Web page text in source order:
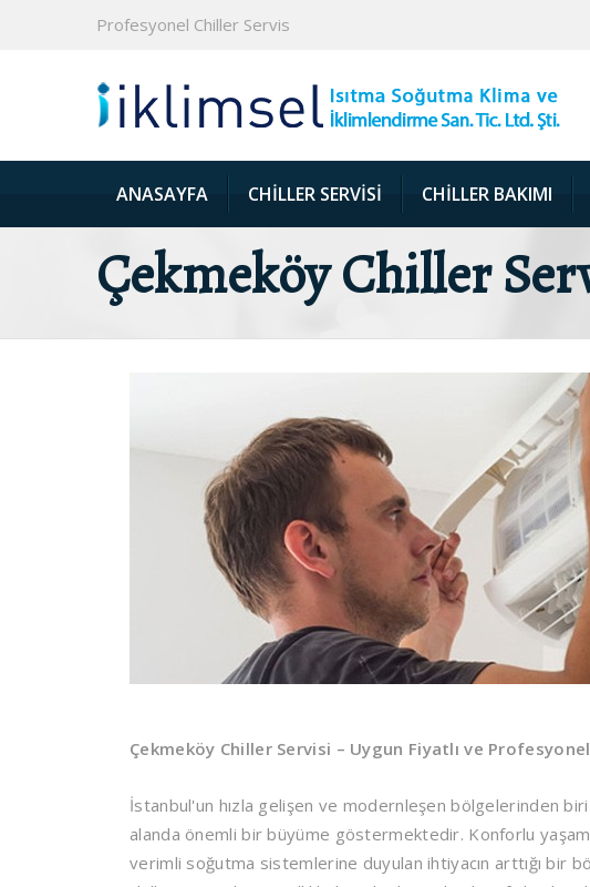
Profesyonel Chiller Servis
ANASAYFA CHILLER SERVISI CHILLER BAKIMI
Çekmeköy Chiller
Çekmeköy Chiller Servisi – Uygun Fiyatlı ve
İstanbul'un hızla gelişen ve modernleşen bölgelerinden
alanda önemli bir büyüme göstermektedir. Konforlu
verimli soğutma sistemlerine duyulan ihtiyacın arttığı bir